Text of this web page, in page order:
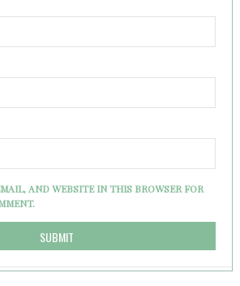
AND WEBSITE IN THIS BROWSER FOR